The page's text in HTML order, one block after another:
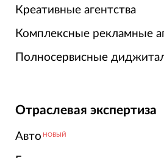
Креативные агентства
Комплексные рекламные
Полносервисные
Отраслевая экспертиза
Авто НОВЫЙ